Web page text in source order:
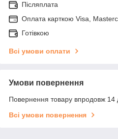
Післяплата
Оплата карткою Visa,
Готівкою
Всі умови оплати
Умови повернення
Повернення товару впродовж 14
Всі умови повернення